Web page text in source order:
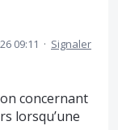
09:11 · Signaler
concernant
lorsqu’une